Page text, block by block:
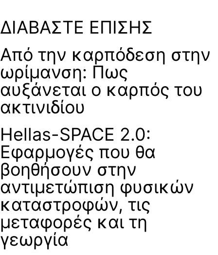
ΔΙΑΒΑΣΤΕ ΕΠΙΣΗΣ
Από την καρπόδεση στην
ωρίμανση: Πως
αυξάνεται ο καρπός του
ακτινιδίου
Hellas-SPACE 2.0:
Εφαρμογές που θα
βοηθήσουν στην
αντιμετώπιση φυσικών
καταστροφών, τις
μεταφορές και τη
γεωργία